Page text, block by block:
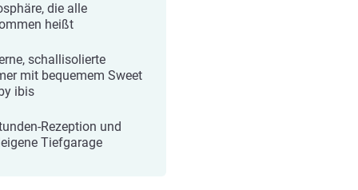
die alle
heißt
schallisolierte
mit bequemem Sweet
ibis
Rezeption und
Tiefgarage